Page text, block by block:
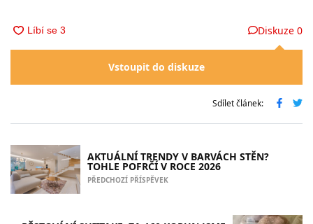
Diskuze 0
Vstoupit do diskuze
Sdílet článek:
AKTUÁLNÍ TRENDY V BARVÁCH STĚN?
TOHLE POFRČÍ V ROCE 2026
PŘEDCHOZÍ PŘÍSPĚVEK